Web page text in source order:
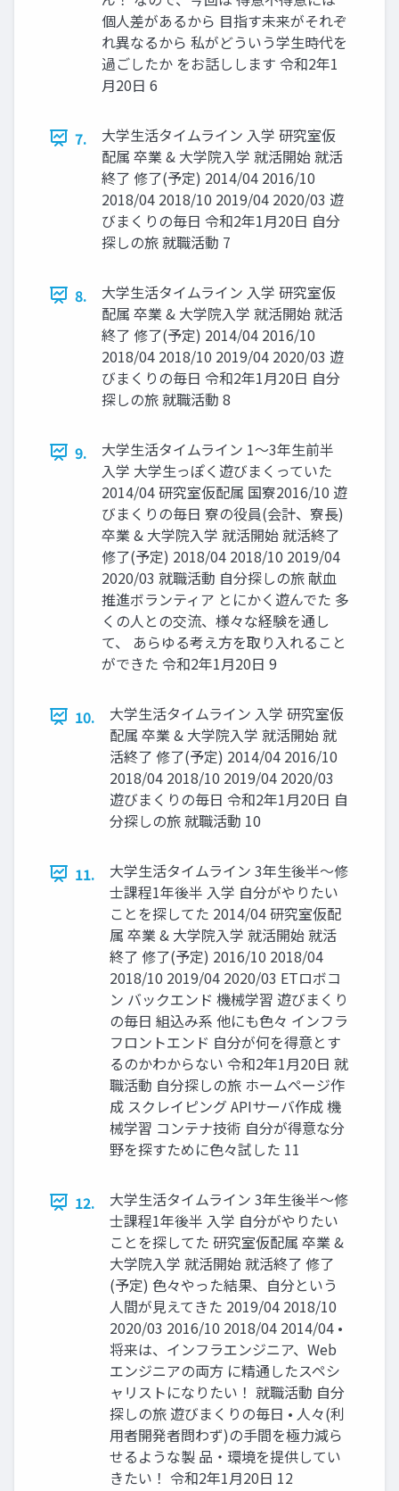
個⼈差があるから ⽬指す未来がそれぞ
れ異なるから 私がどういう学⽣時代を
過ごしたか をお話しします 令和2年1
⽉20⽇ 6
7.
⼤学⽣活タイムライン ⼊学 研究室仮
配属 卒業 & ⼤学院⼊学 就活開始 就活
終了 修了(予定) 2014/04 2016/10
2018/04 2018/10 2019/04 2020/03 遊
びまくりの毎⽇ 令和2年1⽉20⽇ ⾃分
探しの旅 就職活動 7
8.
⼤学⽣活タイムライン ⼊学 研究室仮
配属 卒業 & ⼤学院⼊学 就活開始 就活
終了 修了(予定) 2014/04 2016/10
2018/04 2018/10 2019/04 2020/03 遊
びまくりの毎⽇ 令和2年1⽉20⽇ ⾃分
探しの旅 就職活動 8
9.
⼤学⽣活タイムライン 1〜3年⽣前半
⼊学 ⼤学⽣っぽく遊びまくっていた
2014/04 研究室仮配属 国寮2016/10 遊
びまくりの毎⽇ 寮の役員(会計、寮⻑)
卒業 & ⼤学院⼊学 就活開始 就活終了
修了(予定) 2018/04 2018/10 2019/04
2020/03 就職活動 ⾃分探しの旅 献⾎
推進ボランティア とにかく遊んでた 多
くの⼈との交流、様々な経験を通し
て、 あらゆる考え⽅を取り⼊れること
ができた 令和2年1⽉20⽇ 9
10.
⼤学⽣活タイムライン ⼊学 研究室仮
配属 卒業 & ⼤学院⼊学 就活開始 就
活終了 修了(予定) 2014/04 2016/10
2018/04 2018/10 2019/04 2020/03
遊びまくりの毎⽇ 令和2年1⽉20⽇ ⾃
分探しの旅 就職活動 10
11.
⼤学⽣活タイムライン 3年⽣後半〜修
⼠課程1年後半 ⼊学 ⾃分がやりたい
ことを探してた 2014/04 研究室仮配
属 卒業 & ⼤学院⼊学 就活開始 就活
終了 修了(予定) 2016/10 2018/04
2018/10 2019/04 2020/03 ETロボコ
ン バックエンド 機械学習 遊びまくり
の毎⽇ 組込み系 他にも⾊々 インフラ
フロントエンド ⾃分が何を得意とす
るのかわからない 令和2年1⽉20⽇ 就
職活動 ⾃分探しの旅 ホームページ作
成 スクレイピング APIサーバ作成 機
械学習 コンテナ技術 ⾃分が得意な分
野を探すために⾊々試した 11
12.
⼤学⽣活タイムライン 3年⽣後半〜修
⼠課程1年後半 ⼊学 ⾃分がやりたい
ことを探してた 研究室仮配属 卒業 &
⼤学院⼊学 就活開始 就活終了 修了
(予定) ⾊々やった結果、⾃分という
⼈間が⾒えてきた 2019/04 2018/10
2020/03 2016/10 2018/04 2014/04 •
将来は、インフラエンジニア、Web
エンジニアの両⽅ に精通したスペシ
ャリストになりたい！ 就職活動 ⾃分
探しの旅 遊びまくりの毎⽇ • ⼈々(利
⽤者開発者問わず)の⼿間を極⼒減ら
せるような製 品・環境を提供してい
きたい！ 令和2年1⽉20⽇ 12